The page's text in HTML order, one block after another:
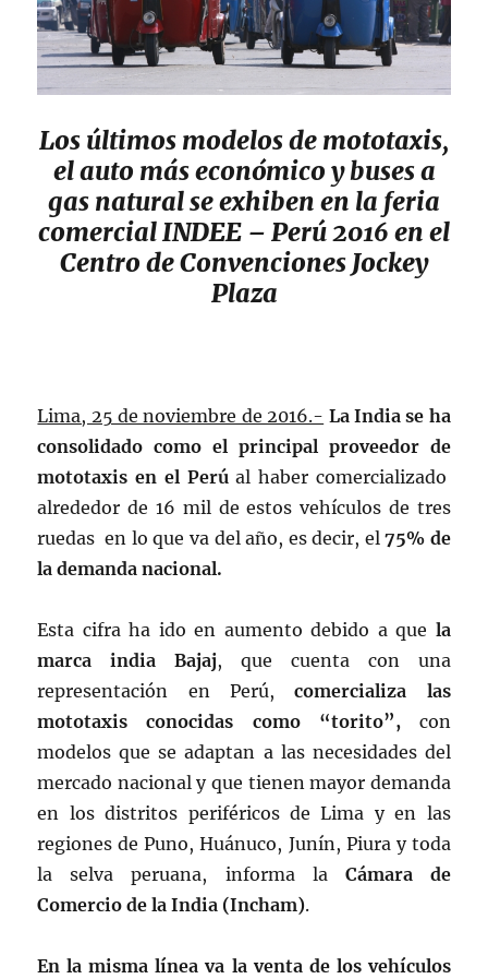
Los últimos modelos de mototaxis,
el auto más económico y buses a
gas naturalse exhiben en la feria
comercial INDEE – Perú 2016 en el
Centro de Convenciones Jockey
Plaza
Lima, 25 de noviembre de 2016.- La India se ha
consolidado como el principal proveedor de
mototaxis en el Perúal haber comercializado
alrededor de 16 mil de estos vehículos de tres
ruedas en lo que va del año, es decir, el75% de
la demanda nacional.
Esta cifra ha ido en aumento debido a que la
marca india Bajaj, que cuenta con una
representación en Perú,comercializa las
mototaxis conocidas como “torito”,con
modelos que se adaptan a las necesidades del
mercado nacional y que tienen mayor demanda
en los distritos periféricos de Lima y en las
regiones de Puno, Huánuco, Junín, Piura y toda
la selva peruana, informa la Cámara de
Comercio de la India (Incham).
En la misma línea va la venta de los vehículos